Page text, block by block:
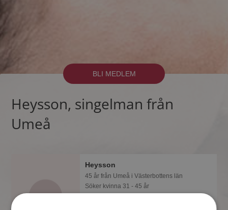
BLI MEDLEM
Heysson, singelman från
Umeå
Heysson
45 år från Umeå i Västerbottens län
Söker kvinna 31 - 45 år